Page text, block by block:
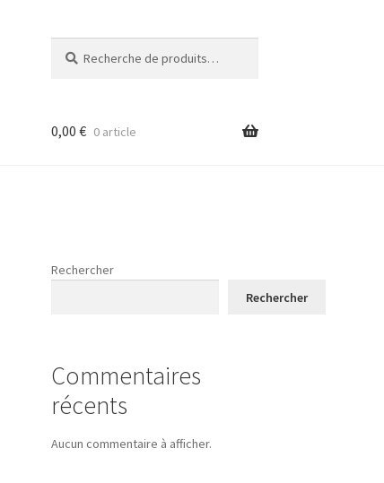
pour :
0,00 € 0 article
Rechercher
Rechercher
Commentaires
récents
Aucun commentaire à afficher.